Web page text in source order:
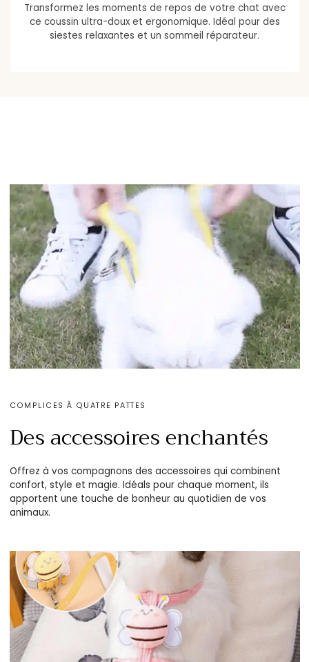
Transformez les moments de repos de votre chat avec
ce coussin ultra-doux et ergonomique. Idéal pour des
siestes relaxantes et un sommeil réparateur.
COMPLICES À QUATRE PATTES
Des accessoires enchantés
Offrez à vos compagnons des accessoires qui combinent
confort, style et magie. Idéals pour chaque moment, ils
apportent une touche de bonheur au quotidien de vos
animaux.